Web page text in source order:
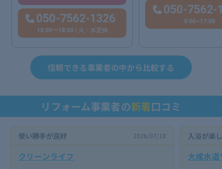
050-7562-1326
10:00〜18:00 / 火・水定休
050-7562-
9:00~17:00
信頼できる事業者の中から比較する
リフォーム事業者の新着口コミ
使い勝手が良好 2026/07/18
クリーンライフ
入浴が楽
大成水